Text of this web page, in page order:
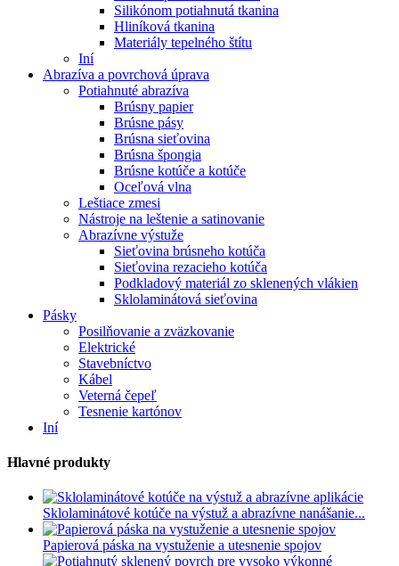
Silikónom potiahnutá tkanina
Hliníková tkanina
Materiály tepelného štítu
Iní
Abrazíva a povrchová úprava
Potiahnuté abrazíva
Brúsny papier
Brúsne pásy
Brúsna sieťovina
Brúsna špongia
Brúsne kotúče a kotúče
Oceľová vlna
Leštiace zmesi
Nástroje na leštenie a satinovanie
Abrazívne výstuže
Sieťovina brúsneho kotúča
Sieťovina rezacieho kotúča
Podkladový materiál zo sklenených vlákien
Sklolaminátová sieťovina
Pásky
Posilňovanie a zväzkovanie
Elektrické
Stavebníctvo
Kábel
Veterná čepeľ
Tesnenie kartónov
Iní
Hlavné produkty
Sklolaminátové kotúče na výstuž a abrazívne nanášanie...
Papierová páska na vystuženie a utesnenie spojov